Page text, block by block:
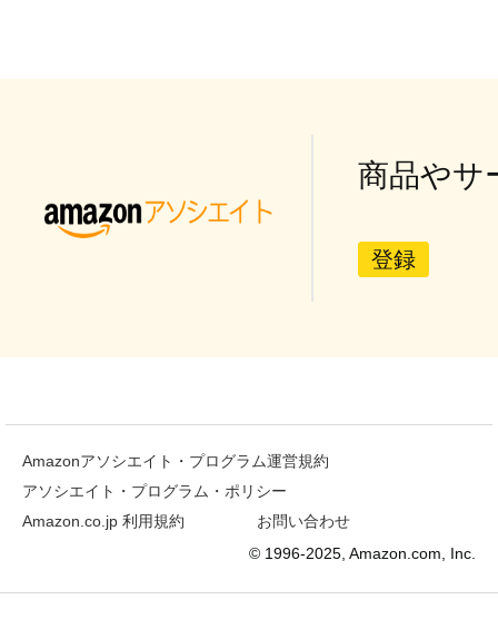
商品やサ
登録
Amazonアソシエイト・プログラム運営規約
アソシエイト・プログラム・ポリシー
Amazon.co.jp 利用規約
お問い合わせ
© 1996-2025, Amazon.com, Inc.